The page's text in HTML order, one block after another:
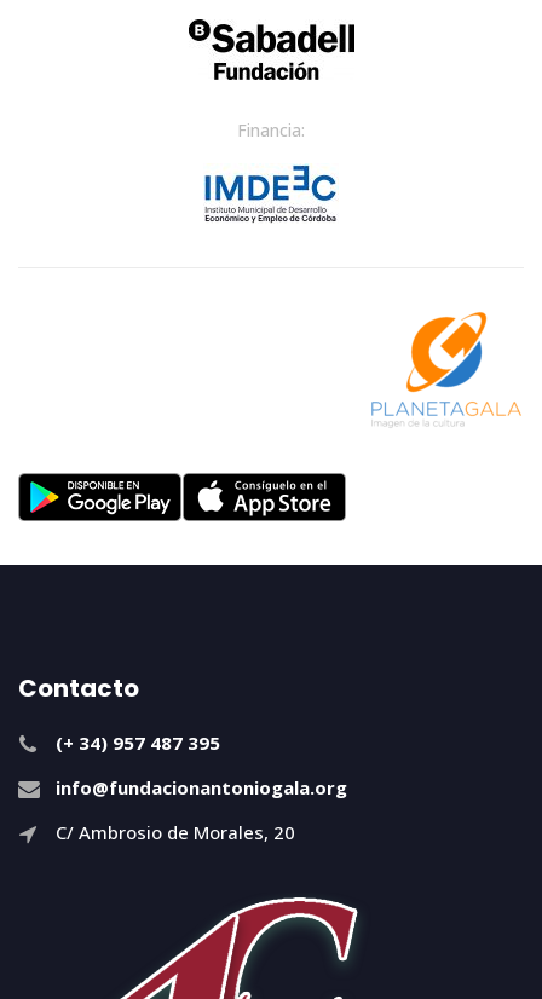
Financia:
Contacto
(+ 34) 957 487 395
info@fundacionantoniogala.org
C/ Ambrosio de Morales, 20